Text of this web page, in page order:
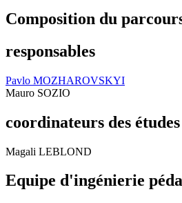
Composition du
responsables
Pavlo MOZHAROVSKYI
Mauro SOZIO
coordinateurs des études
Magali LEBLOND
Equipe d'ingénierie